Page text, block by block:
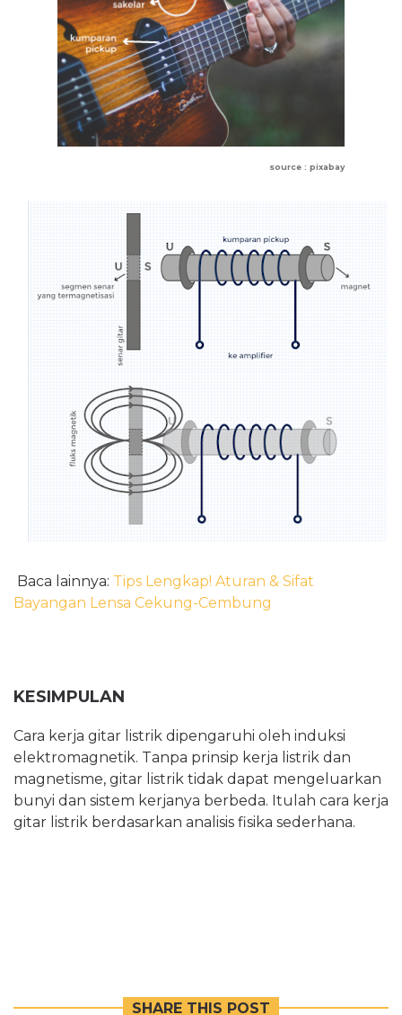
source : pixabay
Baca lainnya: Tips Lengkap! Aturan & Sifat
Bayangan Lensa Cekung-Cembung
KESIMPULAN
Cara kerja gitar listrik dipengaruhi oleh induksi
elektromagnetik. Tanpa prinsip kerja listrik dan
magnetisme, gitar listrik tidak dapat mengeluarkan
bunyi dan sistem kerjanya berbeda. Itulah cara kerja
gitar listrik berdasarkan analisis fisika sederhana.
SHARE THIS POST